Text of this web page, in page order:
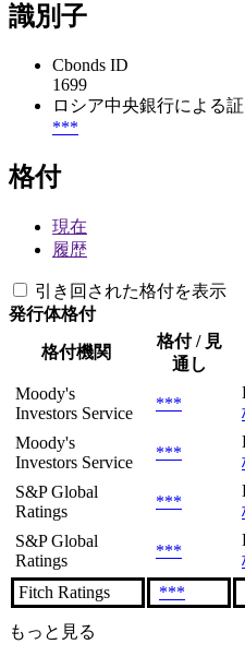
識別子
Cbonds ID
1699
ロシア中央銀行による
***
格付
現在
履歴
引き回された格付を表示
発行体格付
格付機関
格付 / 見
通し
Moody's
Investors Service
***
Moody's
Investors Service
***
S&P Global
Ratings
***
S&P Global
Ratings
***
Fitch Ratings ***
もっと見る